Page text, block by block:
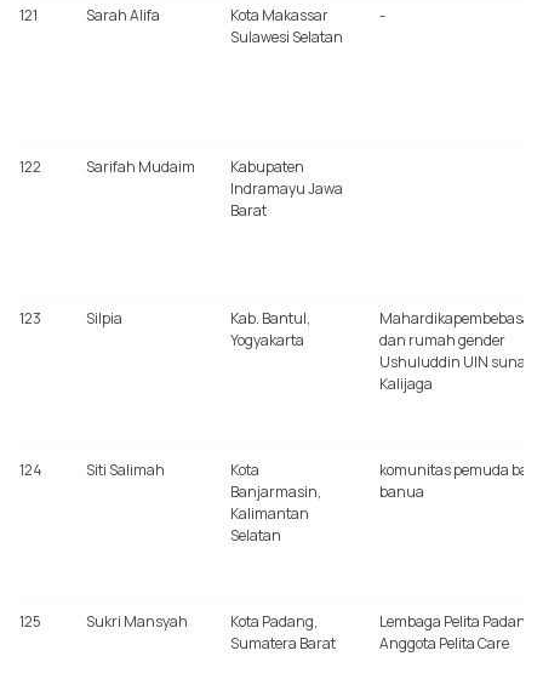
121 Sarah Alifa
Kota Makassar
Sulawesi Selatan
-
122 Sarifah Mudaim
Kabupaten
Indramayu Jawa
Barat
123 Silpia
Kab. Bantul,
Yogyakarta
Mahardikapembebasan
dan rumah gender
Ushuluddin UIN sunan
Kalijaga
124 Siti Salimah
Kota
Banjarmasin,
Kalimantan
Selatan
komunitas pemuda bakti
banua
125 Sukri Mansyah
Kota Padang,
Sumatera Barat
Lembaga Pelita Padang,
Anggota Pelita Care